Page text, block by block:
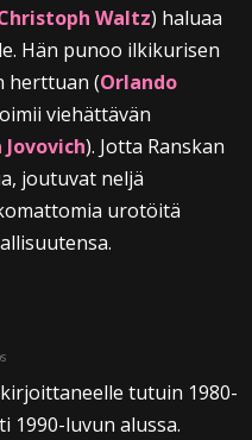
Waltz) haluaa
Hän punoo ilkikurisen
herttuan (Orlando
viehättävän
). Jotta Ranskan
joutuvat neljä
urotöitä
tutuin 1980-
1990-luvun alussa.